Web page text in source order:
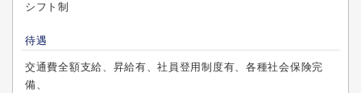
シフト制
待遇
交通費全額支給、昇給有、社員登用制度有、各種社会保険完
備、